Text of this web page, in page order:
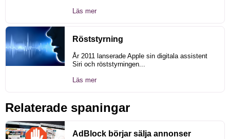
Läs mer
Röststyrning
År 2011 lanserade Apple sin digitala assistent
Siri och röststyrningen...
Läs mer
Relaterade spaningar
AdBlock börjar sälja annonser